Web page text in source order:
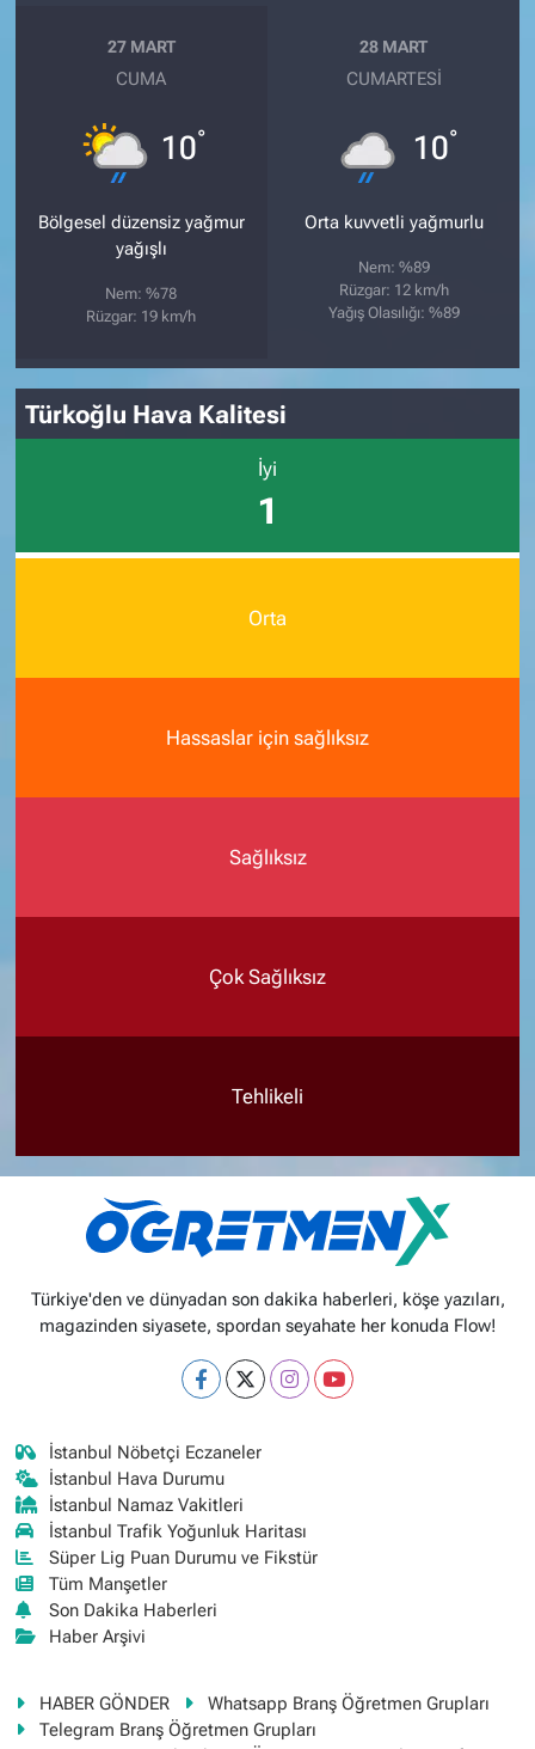
27 MART
CUMA
10°
Bölgesel düzensiz yağmur
yağışlı
Nem: %78
Rüzgar: 19 km/h
28 MART
CUMARTESI
10°
Orta kuvvetli yağmurlu
Nem: %89
Rüzgar: 12 km/h
Yağış Olasılığı: %89
Türkoğlu Hava Kalitesi
İyi
1
Orta
Hassaslar için sağlıksız
Sağlıksız
Çok Sağlıksız
Tehlikeli
Türkiye'den ve dünyadan son dakika haberleri, köşe yazıları,
magazinden siyasete, spordan seyahate her konuda Flow!
İstanbul Nöbetçi Eczaneler
İstanbul Hava Durumu
İstanbul Namaz Vakitleri
İstanbul Trafik Yoğunluk Haritası
Süper Lig Puan Durumu ve Fikstür
Tüm Manşetler
Son Dakika Haberleri
Haber Arşivi
HABER GÖNDER
Whatsapp Branş Öğretmen Grupları
Telegram Branş Öğretmen Grupları